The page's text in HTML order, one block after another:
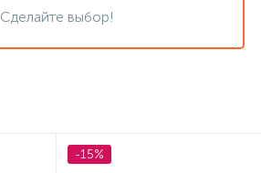
Сделайте выбор!
-15%